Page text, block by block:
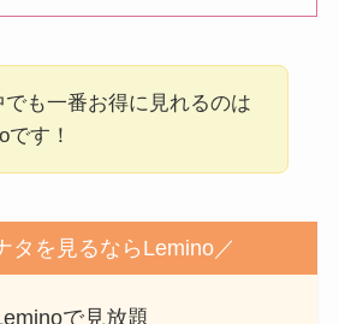
でも一番お得に見れるのは
です！
タを見るならLemino／
で見放題